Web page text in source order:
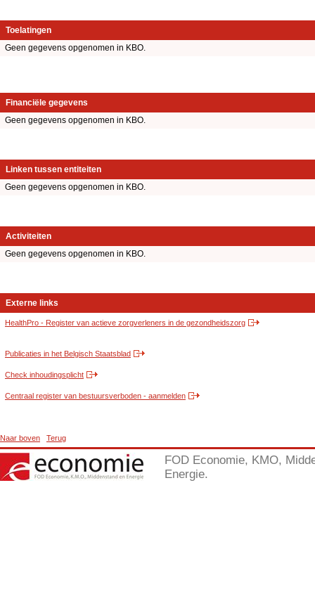
Toelatingen
Geen gegevens opgenomen in KBO.
Financiële gegevens
Geen gegevens opgenomen in KBO.
Linken tussen entiteiten
Geen gegevens opgenomen in KBO.
Activiteiten
Geen gegevens opgenomen in KBO.
Externe links
HealthPro - Register van actieve zorgverleners in de gezondheidszorg
Publicaties in het Belgisch Staatsblad
Check inhoudingsplicht
Centraal register van bestuursverboden - aanmelden
Naar boven Terug
FOD Economie, KMO,
Energie.